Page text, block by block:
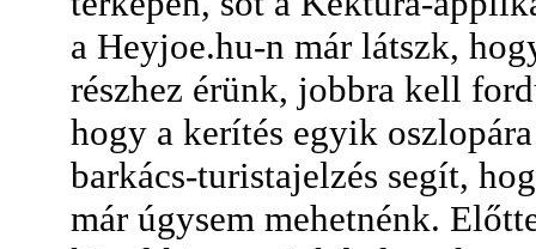
a Heyjoe.hu-n már látszk,
részhez érünk, jobbra kell
hogy a kerítés egyik
barkács-turistajelzés segít,
már úgysem mehetnénk.